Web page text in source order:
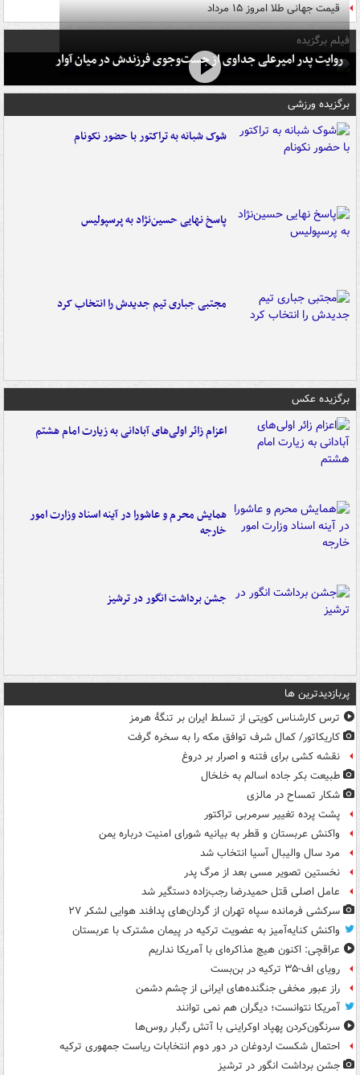
قیمت جهانی طلا امروز ۱۵ مرداد
فیلم برگزیده
روایت پدر امیرعلی جداوی از جست‌وجوی فرزندش در میان آوار
برگزیده ورزشی
شوک شبانه به تراکتور با حضور نکونام
پاسخ نهایی حسین‌نژاد به پرسپولیس
مجتبی جباری تیم جدیدش را انتخاب کرد
برگزیده عکس
اعزام زائر اولی‌های آبادانی به زیارت امام هشتم
همایش محرم و عاشورا در آینه اسناد وزارت امور
خارجه
جشن برداشت انگور در ترشیز
پربازدیدترین ها
ترس کارشناس کویتی از تسلط ایران بر تنگۀ هرمز
کاریکاتور/ کمال شرف توافق مکه را به سخره گرفت
نقشه کشی برای فتنه و اصرار بر دروغ
طبیعت بکر جاده اسالم به خلخال
شکار تمساح در مالزی
پشت پرده تغییر سرمربی تراکتور
واکنش عربستان و قطر به بیانیه شورای امنیت درباره یمن
مرد سال والیبال آسیا انتخاب شد
نخستین تصویر مسی بعد از مرگ پدر
عامل اصلی قتل حمیدرضا رجب‌زاده دستگیر شد
سرکشی فرمانده سپاه تهران از گردان‌های پدافند هوایی لشکر ۲۷
واکنش کنایه‌آمیز به عضویت ترکیه در پیمان مشترک با عربستان
عراقچی: اکنون هیچ مذاکره‌ای با آمریکا نداریم
رویای اف-۳۵ ترکیه در بن‌بست
راز عبور مخفی جنگنده‌های ایرانی از چشم دشمن
آمریکا نتوانست؛ دیگران هم نمی توانند
سرنگون‌کردن پهپاد اوکراینی با آتش رگبار روس‌ها
احتمال شکست اردوغان در دور دوم انتخابات ریاست جمهوری ترکیه
جشن برداشت انگور در ترشیز